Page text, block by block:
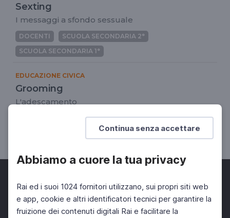
Continua senza accettare
Abbiamo a cuore la tua privacy
Rai ed i suoi 1024 fornitori utilizzano, sui propri siti web
e app, cookie e altri identificatori tecnici per garantire la
fruizione dei contenuti digitali Rai e facilitare la
Sexting
I messaggi a sfondo sessuale
DOCENTI
SCUOLA SECONDARIA 2°
SCUOLA SECONDARIA 1°
EDUCAZIONE CIVICA
Grooming
L'adescamento
SCUOLA SECONDARIA 2°
SCUOLA SECONDARIA 1°
Facebook Twitter Instagram